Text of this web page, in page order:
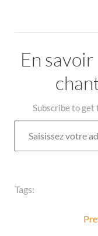
En
Subscribe to
Saisissez votre adresse e-mail…
Tags: